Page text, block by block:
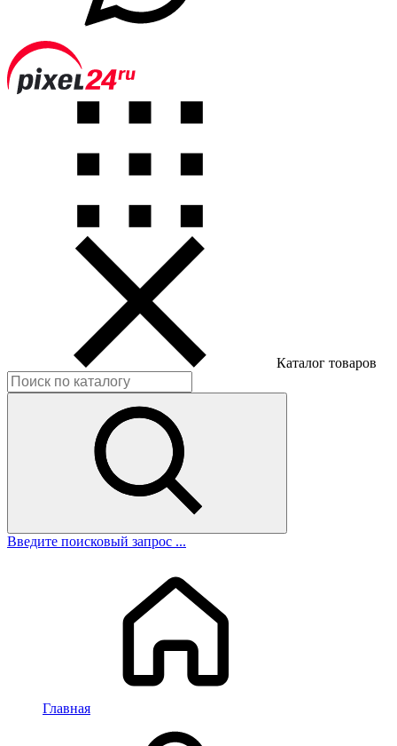
Каталог товаров
Введите поисковый запрос ...
Главная